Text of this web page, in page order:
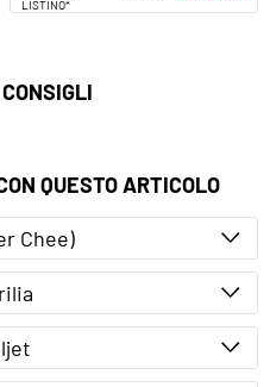
LISTINO*
QUESTO ARTICOLO
Chee)